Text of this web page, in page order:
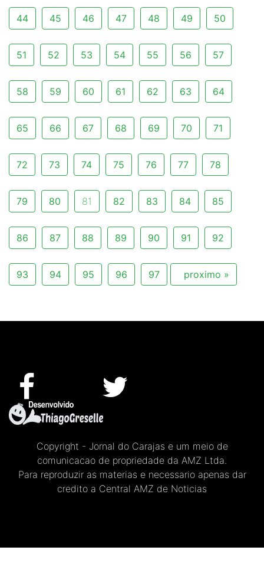
44 45 46 47 48 49 50
51 52 53 54 55 56 57
58 59 60 61 62 63 64
65 66 67 68 69 70 71
72 73 74 75 76 77 78
79 80 81 82 83 84 85
86 87 88 89 90 91 92
93 94 95 96 97 proximo »
Copyright - Jornal do Carajas e um meio de
comunicacao de propriedade da AMZ Ltda.
Para reproduzir as materias e necessario apenas dar
credito a Central AMZ de Noticias